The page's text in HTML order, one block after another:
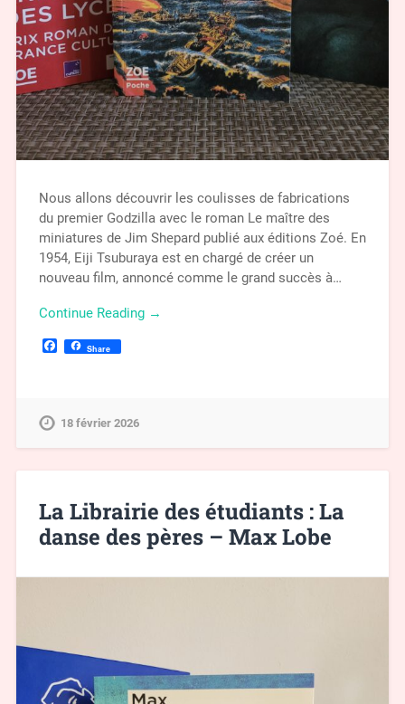
Nous allons découvrir les coulisses de fabrications
du premier Godzilla avec le roman Le maître des
miniatures de Jim Shepard publié aux éditions Zoé. En
1954, Eiji Tsuburaya est en chargé de créer un
nouveau film, annoncé comme le grand succès à…
Continue Reading →
Facebook
Share
18 février 2026
La Librairie des étudiants : La
danse des pères – Max Lobe